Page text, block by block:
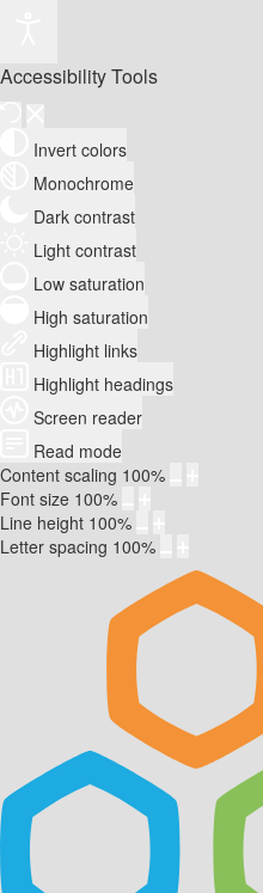
Accessibility Tools
Invert colors
Monochrome
Dark contrast
Light contrast
Low saturation
High saturation
Highlight links
Highlight headings
Screen reader
Read mode
Content scaling 100%
Font size 100%
Line height 100%
Letter spacing 100%